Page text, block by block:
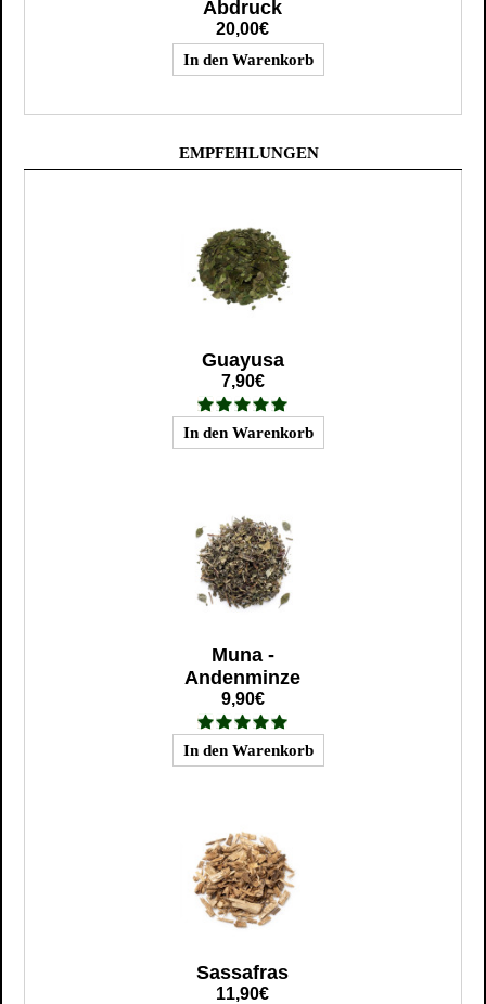
Abdruck
20,00€
EMPFEHLUNGEN
Guayusa
7,90€
Muna -
Andenminze
9,90€
Sassafras
11,90€